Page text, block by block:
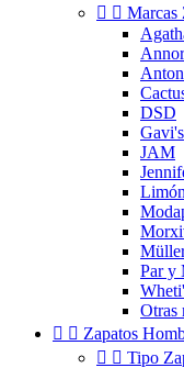
  Marcas
DSD
Gavi's
JAM
Limón
Par y
Otras
  Zapatos
  Tipo